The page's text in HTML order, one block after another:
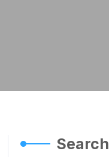
Search